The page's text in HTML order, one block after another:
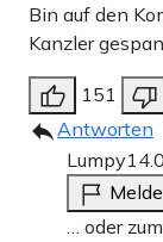
Bin auf den
Kanzler
151
Antworten
Lumpy
… oder